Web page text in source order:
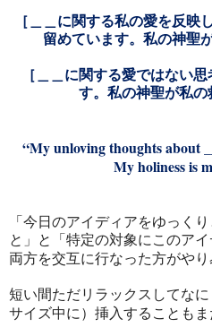
［＿＿に関する私の愛を反映
留めています。私の神聖
［＿＿に関する愛ではない
す。私の神聖が私の
“My unloving thoughts about
My holiness is
「今日のアイディアをゆっく
と」と「特定の対象にこのア
両方を交互に行なった方がやり
短い間ただリラックスしてな
サイズ中に）挿入することもま